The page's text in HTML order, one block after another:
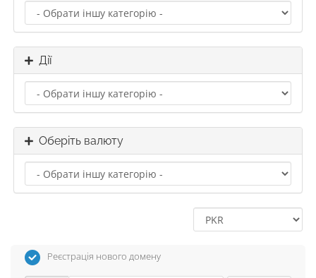
Дії
Оберіть валюту
Реєстрація нового домену